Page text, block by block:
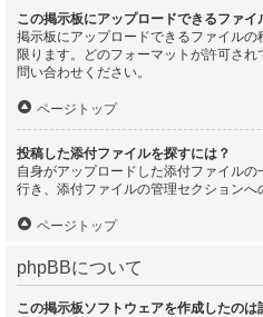
この掲示板にアップロードできるファイ
掲示板にアップロードできるファイル
限ります。どのフォーマットが許可さ
問い合わせください。
ページトップ
投稿した添付ファイルを探すには？
自身がアップロードした添付ファイル
行き、添付ファイルの管理セクションへ
ページトップ
phpBBについて
この掲示板ソフトウェアを作成したのは